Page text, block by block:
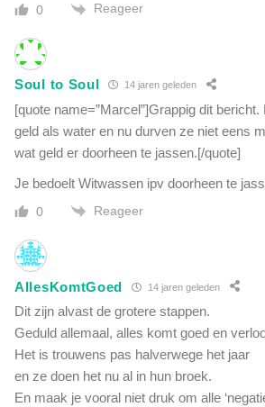
0 Reageer
Soul to Soul 14 jaren geleden
[quote name=”Marcel”]Grappig dit
geld als water en nu durven ze niet eens
wat geld er doorheen te jassen.[/quote]
Je bedoelt Witwassen ipv doorheen te
0 Reageer
AllesKomtGoed 14 jaren geleden
Dit zijn alvast de grotere stappen.
Geduld allemaal, alles komt goed en
Het is trouwens pas halverwege het jaar
en ze doen het nu al in hun broek.
En maak je vooral niet druk om alle